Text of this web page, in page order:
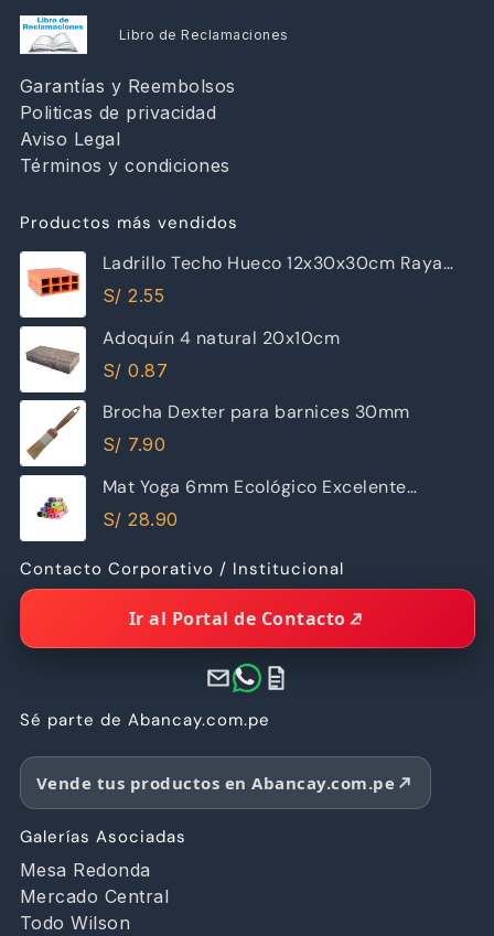
Libro de Reclamaciones
Garantías y Reembolsos
Politicas de privacidad
Aviso Legal
Términos y condiciones
Productos más vendidos
Ladrillo Techo Hueco 12x30x30cm Raya
Piramide
S/ 2.55
Adoquín 4 natural 20x10cm
S/ 0.87
Brocha Dexter para barnices 30mm
S/ 7.90
Mat Yoga 6mm Ecológico Excelente
Calidad
S/ 28.90
Contacto Corporativo / Institucional
Ir al Portal de Contacto
Sé parte de Abancay.com.pe
Vende tus productos en Abancay.com.pe
Galerías Asociadas
Mesa Redonda
Mercado Central
Todo Wilson